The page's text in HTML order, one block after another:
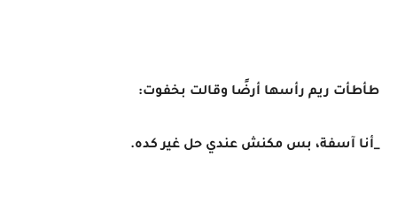
طأطأت ريم رأسها أرضًا وقالت بخفوت:
_أنا آسفة، بس مكنش عندي حل غير كده.